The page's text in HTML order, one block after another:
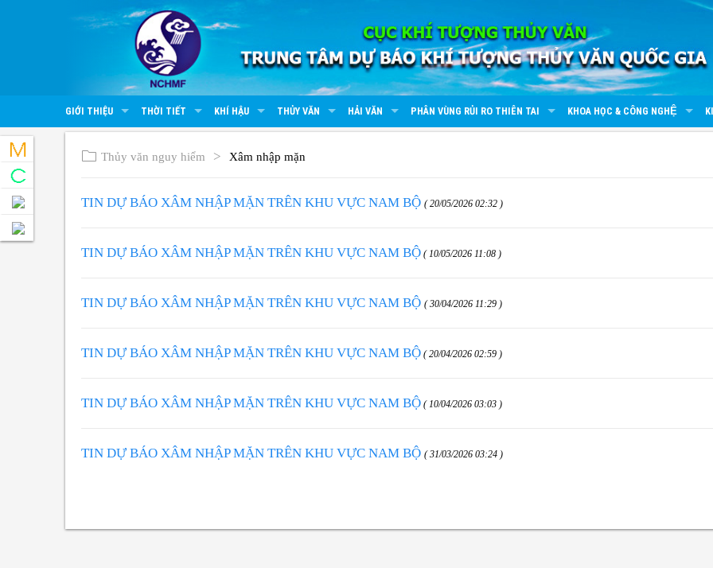
GIỚI THIỆU THỜI TIẾT KHÍ HẬU THỦY VĂN HẢI VĂN PHÂN VÙNG RỦI RO THIÊN TAI KHOA HỌC & CÔNG NGHỆ
Thủy văn nguy hiểm Xâm nhập mặn
TIN DỰ BÁO XÂM NHẬP MẶN TRÊN KHU VỰC NAM BỘ ( 20/05/2026 02:32 )
TIN DỰ BÁO XÂM NHẬP MẶN TRÊN KHU VỰC NAM BỘ ( 10/05/2026 11:08 )
TIN DỰ BÁO XÂM NHẬP MẶN TRÊN KHU VỰC NAM BỘ ( 30/04/2026 11:29 )
TIN DỰ BÁO XÂM NHẬP MẶN TRÊN KHU VỰC NAM BỘ ( 20/04/2026 02:59 )
TIN DỰ BÁO XÂM NHẬP MẶN TRÊN KHU VỰC NAM BỘ ( 10/04/2026 03:03 )
TIN DỰ BÁO XÂM NHẬP MẶN TRÊN KHU VỰC NAM BỘ ( 31/03/2026 03:24 )